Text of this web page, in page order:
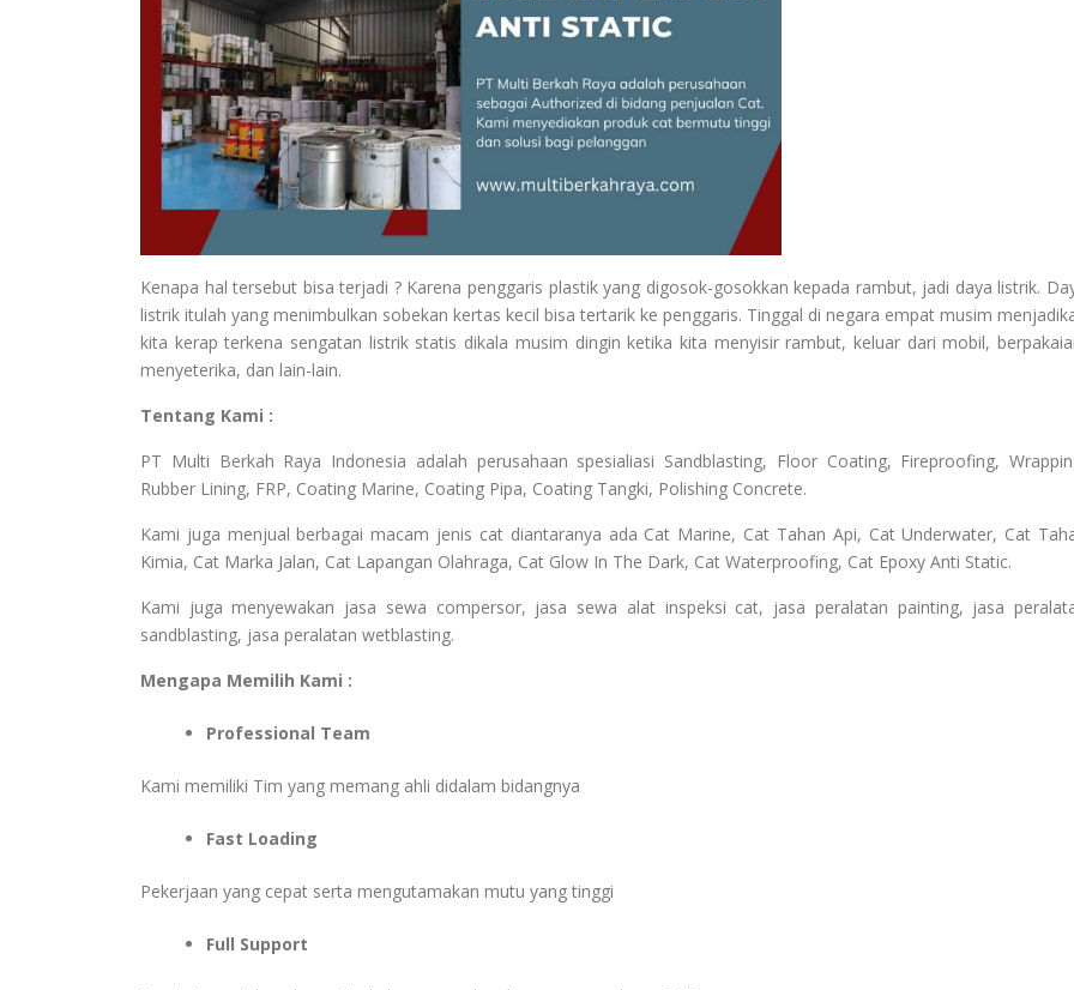
Kenapa hal tersebut bisa terjadi ? Karena penggaris plastik yang digosok-gosokkan kepada rambut, jadi daya listrik.
listrik itulah yang menimbulkan sobekan kertas kecil bisa tertarik ke penggaris. Tinggal di negara empat musim
kita kerap terkena sengatan listrik statis dikala musim dingin ketika kita menyisir rambut, keluar dari mobil,
menyeterika, dan lain-lain.
Tentang Kami :
PT Multi Berkah Raya Indonesia adalah perusahaan spesialiasi Sandblasting, Floor Coating, Fireproofing,
Rubber Lining, FRP, Coating Marine, Coating Pipa, Coating Tangki, Polishing Concrete.
Kami juga menjual berbagai macam jenis cat diantaranya ada Cat Marine, Cat Tahan Api, Cat Underwater, Cat
Kimia, Cat Marka Jalan, Cat Lapangan Olahraga, Cat Glow In The Dark, Cat Waterproofing, Cat Epoxy Anti Static.
Kami juga menyewakan jasa sewa compersor, jasa sewa alat inspeksi cat, jasa peralatan painting, jasa
sandblasting, jasa peralatan wetblasting.
Mengapa Memilih Kami :
Professional Team
Kami memiliki Tim yang memang ahli didalam bidangnya
Fast Loading
Pekerjaan yang cepat serta mengutamakan mutu yang tinggi
Full Support